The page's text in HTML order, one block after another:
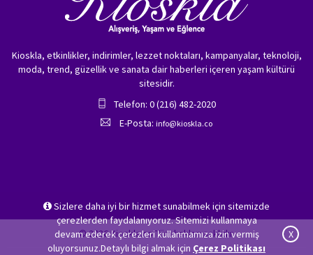
Sizlere daha iyi bir hizmet sunabilmek için sitemizde
çerezlerden faydalanıyoruz. Sitemizi kullanmaya
devam ederek çerezleri kullanmamıza izin vermiş
oluyorsunuz.Detaylı bilgi almak için Çerez Politikası
X
Kioskla, etkinlikler, indirimler, lezzet noktaları, kampanyalar, teknoloji,
moda, trend, güzellik ve sanata dair haberleri içeren yaşam kültürü
sitesidir.
Telefon: 0 (216) 482-2020
E-Posta: info@kioskla.co
© 2026 Kioskla.co Tüm hakları saklıdır.